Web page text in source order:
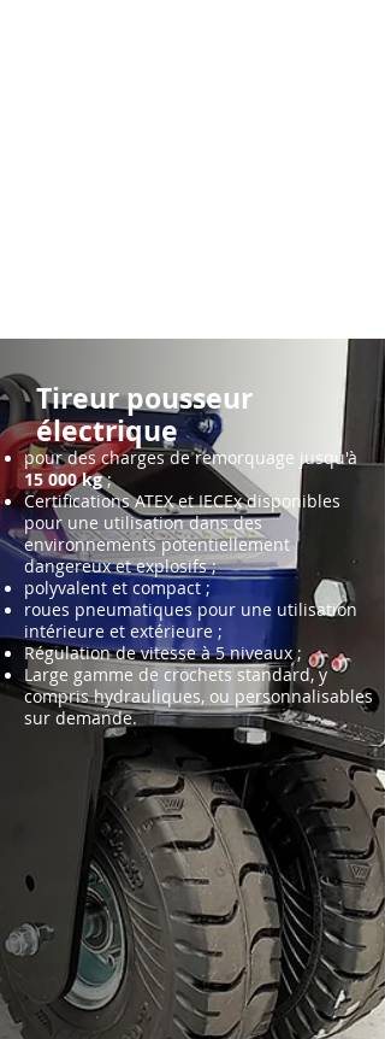
Tireur pousseur
électrique
pour des charges de remorquage jusqu'à
15 000 kg;
Certifications ATEX et IECEx disponibles
pour une utilisation dans des
environnements potentiellement
dangereux et explosifs ;
polyvalent et compact ;
roues pneumatiques pour une utilisation
intérieure et extérieure ;
Régulation de vitesse à 5 niveaux ;
Large gamme de crochets standard, y
compris hydrauliques, ou personnalisables
sur demande.